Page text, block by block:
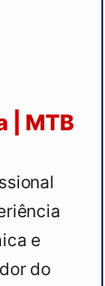
| MTB
e
do